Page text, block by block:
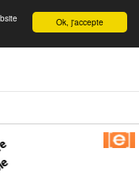
English Ok, j'accepte